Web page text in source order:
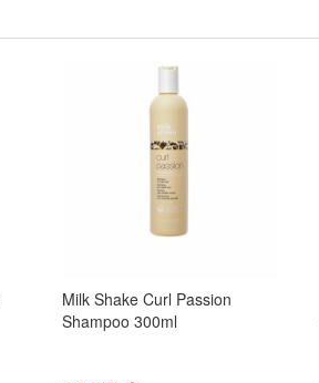
Milk Shake Curl Passion
Shampoo 300ml